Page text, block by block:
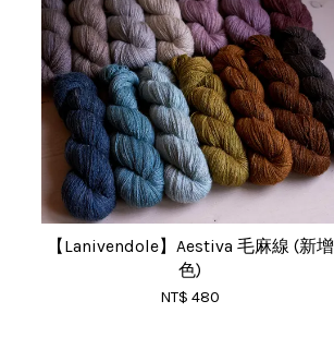
【Lanivendole】Aestiva 毛麻線 (新增
色)
NT$ 480